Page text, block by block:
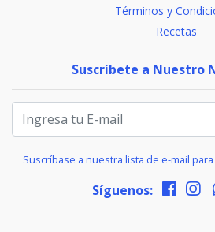
Términos y
Recetas
Suscríbete a Nuestro
Suscríbase a nuestra lista de e-mail
Síguenos: